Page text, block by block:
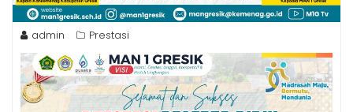
admin Prestasi